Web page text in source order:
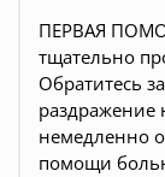
ПЕРВАЯ
тщательно
Обратитесь
раздражение
немедленно
помощи